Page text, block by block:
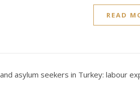
READ